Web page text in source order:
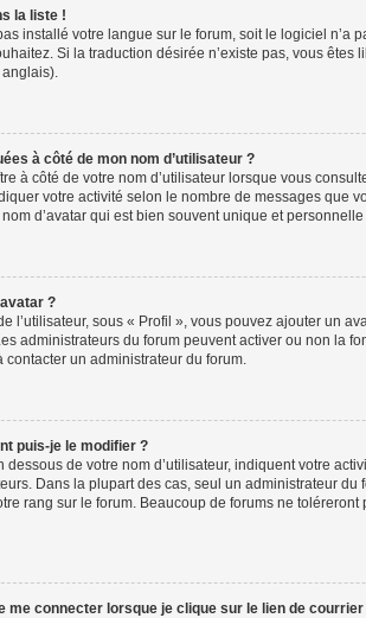
la liste !
installé votre langue sur le forum, soit le logiciel
Si la traduction désirée n’existe pas, vous
à côté de mon nom d’utilisateur ?
à côté de votre nom d’utilisateur lorsque vous
votre activité selon le nombre de messages que
d’avatar qui est bien souvent unique et
?
l’utilisateur, sous « Profil », vous pouvez ajouter un
administrateurs du forum peuvent activer ou non la
contacter un administrateur du forum.
puis-je le modifier ?
dessous de votre nom d’utilisateur, indiquent votre
Dans la plupart des cas, seul un administrateur
rang sur le forum. Beaucoup de forums ne
me connecter lorsque je clique sur le lien de